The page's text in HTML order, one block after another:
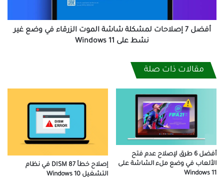
وضع
غير
Windows
11
أفضل 7 إصلاحات لمشكلة شاشة الموت الزرقاء في وضع غير
نشط على Windows 11
مقالات ذات صلة
أفضل 6 طرق لإصلاح عدم فتح
الألعاب في وضع ملء الشاشة على
Windows 11
إصلاح خطأ DISM 87 في نظام
التشغيل Windows 10